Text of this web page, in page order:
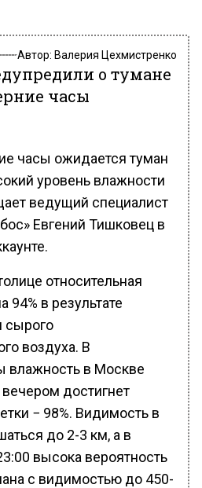
Автор: Валерия Цехмистренко
о тумане
часы
часы ожидается туман
уровень влажности
ведущий специалист
Евгений Тишковец в
относительная
94% в результате
сырого
воздуха. В
в Москве
достигнет
− 98%. Видимость в
до 2-3 км, а в
высока вероятность
с видимостью до 450-